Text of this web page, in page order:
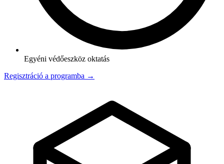
Egyéni védőeszköz oktatás
Regisztráció a programba →